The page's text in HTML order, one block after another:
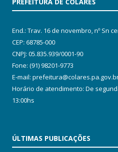
End.: Trav. 16 de novembro, nº Sn
CEP: 68785-000
CNPJ: 05.835.939/0001-90
Fone: (91) 98201-9773
E-mail:
Horário de atendimento: De
13:00hs
ÚLTIMAS PUBLICAÇÕES